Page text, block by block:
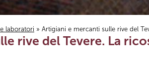
laboratori » Artigiani e mercanti sulle rive del
rive del Tevere. La